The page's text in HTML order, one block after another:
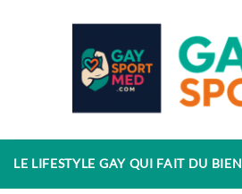
LE LIFESTYLE GAY QUI FAIT DU BIEN